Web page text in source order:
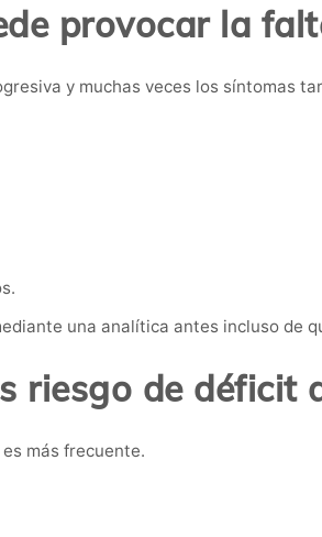
provocar la
y muchas veces los síntomas
una analítica antes incluso de
riesgo de déficit
más frecuente.